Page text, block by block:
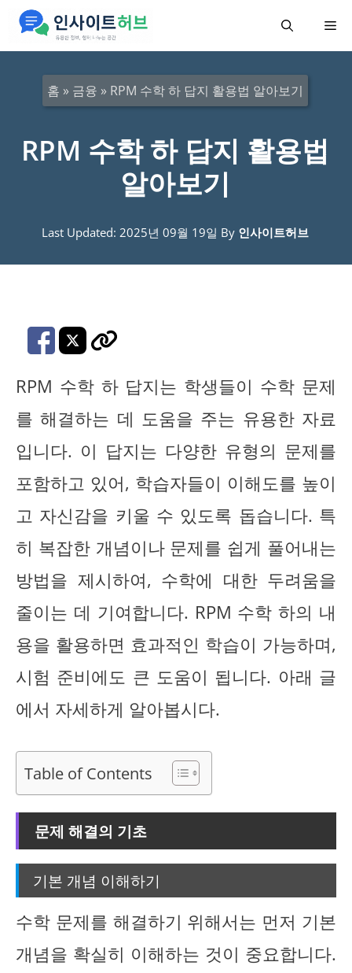
메
홈 » 금융 » RPM 수학 하 답지 활용법 알아보기
RPM 수학 하 답지 활용법
알아보기
Last Updated: 2025년 09월 19일 By 인사이트허브
RPM 수학 하 답지는 학생들이 수학 문제
를 해결하는 데 도움을 주는 유용한 자료
입니다. 이 답지는 다양한 유형의 문제를
포함하고 있어, 학습자들이 이해도를 높이
고 자신감을 키울 수 있도록 돕습니다. 특
히 복잡한 개념이나 문제를 쉽게 풀어내는
방법을 제시하여, 수학에 대한 두려움을
줄이는 데 기여합니다. RPM 수학 하의 내
용을 활용하면 효과적인 학습이 가능하며,
시험 준비에도 큰 도움이 됩니다. 아래 글
에서 자세하게 알아봅시다.
Table of Contents
문제 해결의 기초
기본 개념 이해하기
수학 문제를 해결하기 위해서는 먼저 기본
개념을 확실히 이해하는 것이 중요합니다.